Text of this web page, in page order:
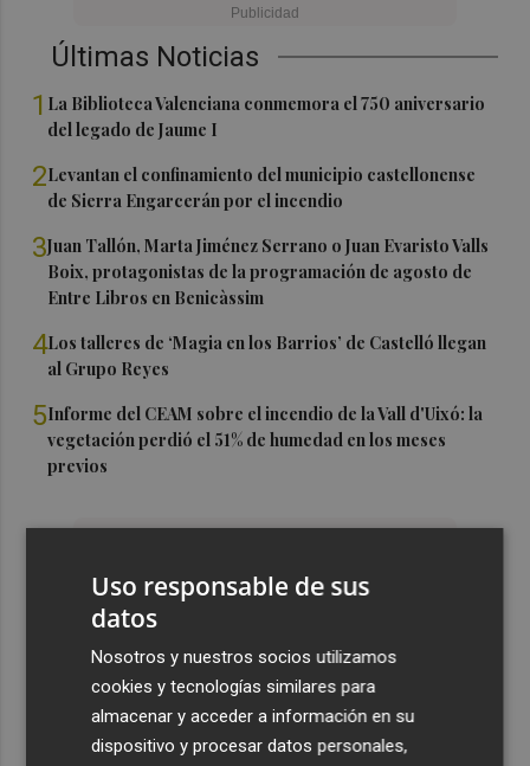
Últimas Noticias
1 La Biblioteca Valenciana conmemora el 750 aniversario
del legado de Jaume I
2Levantan el confinamiento del municipio castellonense
de Sierra Engarcerán por el incendio
3Juan Tallón, Marta Jiménez Serrano o Juan Evaristo Valls
Boix, protagonistas de la programación de agosto de
Entre Libros en Benicàssim
4Los talleres de ‘Magia en los Barrios’ de Castelló llegan
al Grupo Reyes
5Informe del CEAM sobre el incendio de la Vall d'Uixó: la
vegetación perdió el 51% de humedad en los meses
previos
Uso responsable de sus
datos
Nosotros y nuestros socios utilizamos
cookies y tecnologías similares para
almacenar y acceder a información en su
dispositivo y procesar datos personales,